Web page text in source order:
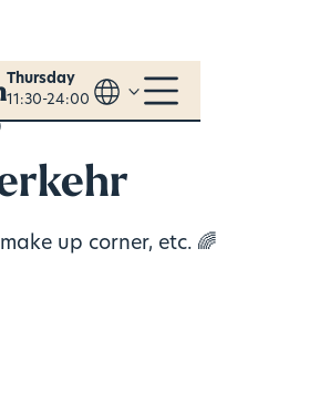
Thursday
11:30-24:00
up corner, etc. 🌈